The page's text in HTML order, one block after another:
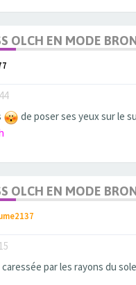
OLCH EN MODE
de poser ses yeux sur le
OLCH EN MODE
caressée par les rayons du